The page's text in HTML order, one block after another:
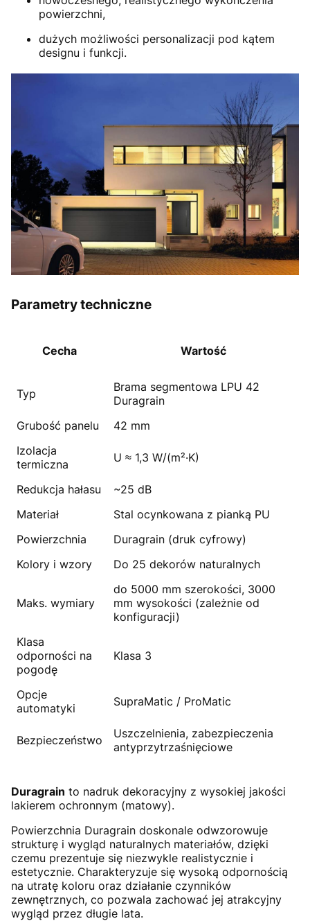
powierzchni,
dużych możliwości personalizacji pod kątem
designu i funkcji.
Parametry techniczne
Cecha Wartość
Typ
Brama segmentowa LPU 42
Duragrain
Grubość panelu
42 mm
Izolacja
termiczna
U ≈ 1,3 W/(m²·K)
Redukcja hałasu
~25 dB
Materiał
Stal ocynkowana z pianką PU
Powierzchnia
Duragrain (druk cyfrowy)
Kolory i wzory
Do 25 dekorów naturalnych
Maks. wymiary
do 5000 mm szerokości, 3000
mm wysokości (zależnie od
konfiguracji)
Klasa
odporności na
pogodę
Klasa 3
Opcje
automatyki
SupraMatic / ProMatic
Bezpieczeństwo
Uszczelnienia, zabezpieczenia
antyprzytrzaśnięciowe
Duragrain to nadruk dekoracyjny z wysokiej jakości
lakierem ochronnym (matowy).
Powierzchnia Duragrain doskonale odwzorowuje
strukturę i wygląd naturalnych materiałów, dzięki
czemu prezentuje się niezwykle realistycznie i
estetycznie. Charakteryzuje się wysoką odpornością
na utratę koloru oraz działanie czynników
zewnętrznych, co pozwala zachować jej atrakcyjny
wygląd przez długie lata.